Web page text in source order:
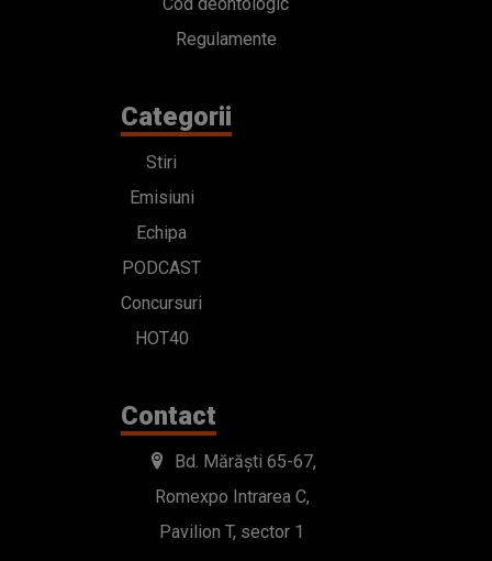
Regulamente
Categorii
Stiri
Emisiuni
Echipa
PODCAST
Concursuri
HOT40
Contact
Bd. Mărăști 65-67,
Romexpo Intrarea C,
Pavilion T, sector 1